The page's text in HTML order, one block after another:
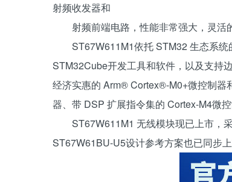
射频收发器和
射频前端电路，性能非常强大，灵
ST67W611M1依托 STM32 生态系
STM32Cube开发工具和软件，以及支持
经济实惠的 Arm® Cortex®-M0+微控制器
器、带 DSP 扩展指令集的 Cortex-M4微
ST67W611M1 无线模块现已上市，
ST67W61BU-U5设计参考方案也已同步